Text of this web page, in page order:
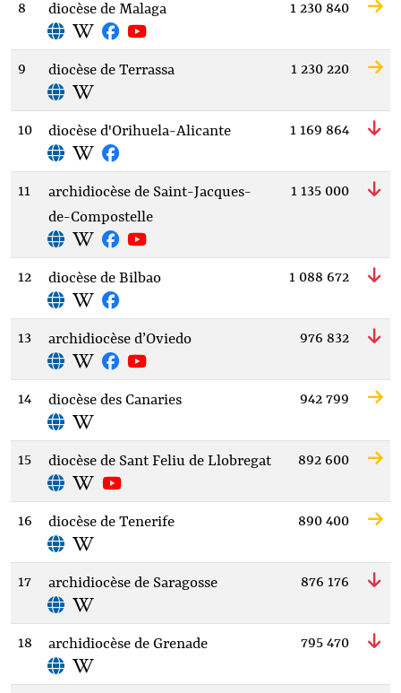
8 diocèse de Malaga 1 230 840
9 diocèse de Terrassa 1 230 220
10 diocèse d'Orihuela-Alicante 1 169 864
11
archidiocèse de Saint-Jacques-
de-Compostelle
1 135 000
12 diocèse de Bilbao 1 088 672
13 archidiocèse d’Oviedo 976 832
14 diocèse des Canaries 942 799
15 diocèse de Sant Feliu de Llobregat 892 600
16 diocèse de Tenerife 890 400
17 archidiocèse de Saragosse 876 176
18 archidiocèse de Grenade 795 470